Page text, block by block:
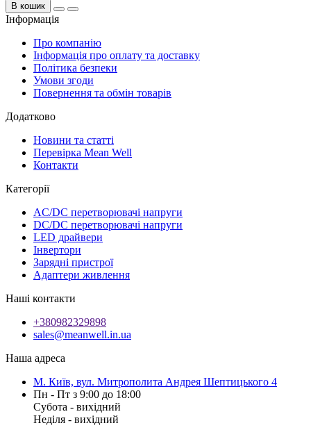
В кошик
Інформація
Про компанію
Інформація про оплату та доставку
Політика безпеки
Умови згоди
Повернення та обмін товарів
Додатково
Новини та статті
Перевірка Mean Well
Контакти
Категорії
AC/DC перетворювачі напруги
DC/DC перетворювачі напруги
LED драйвери
Інвертори
Зарядні пристрої
Адаптери живлення
Наші контакти
+380982329898
sales@meanwell.in.ua
Наша адреса
М. Київ, вул. Митрополита Андрея Шептицького 4
Пн - Пт з 9:00 до 18:00
Субота - вихідний
Неділя - вихідний